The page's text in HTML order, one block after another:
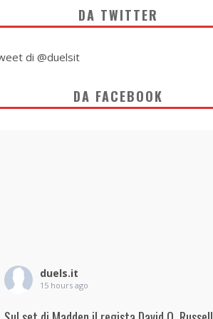
DA TWITTER
di @duelsit
DA FACEBOOK
duels.it
15 hours ago